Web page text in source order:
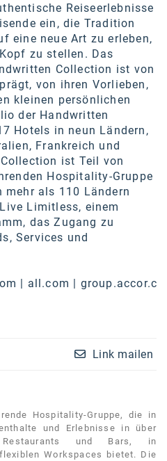
Reiseerlebnisse
ein, die Tradition
eine neue Art zu erleben,
zu stellen. Das
Collection ist von
von ihren Vorlieben,
kleinen persönlichen
der Handwritten
Hotels in neun Ländern,
Frankreich und
ist Teil von
Hospitality-Gruppe
als 110 Ländern
Limitless, einem
das Zugang zu
Services und
| all.com |
Link mailen
Hospitality-Gruppe, die in
und Erlebnisse in über
und Bars, in
Workspaces bietet. Die